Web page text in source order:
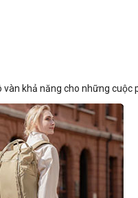
khả năng cho những cuộc